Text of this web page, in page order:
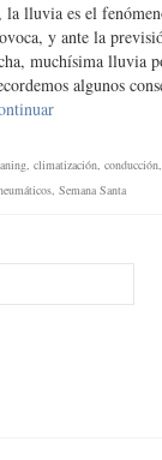
la lluvia es el
y ante la
muchísima lluvia
algunos
, climatización, conducción,
, Semana Santa